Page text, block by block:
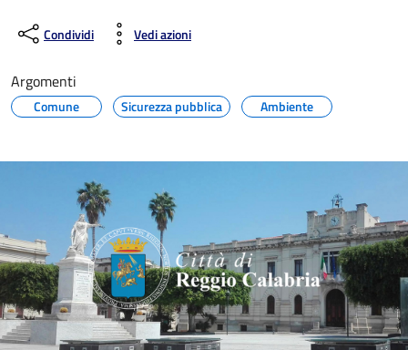
Condividi Vedi azioni
Argomenti
Comune Sicurezza pubblica Ambiente